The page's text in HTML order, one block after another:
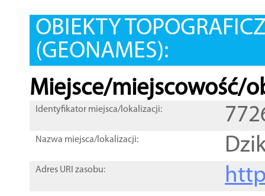
OBIEKTY
(GEONAMES):
Miejsce/miejscowość/
Identyfikator miejsca/lokalizacji:
Nazwa miejsca/lokalizacji:
Adres URI zasobu: